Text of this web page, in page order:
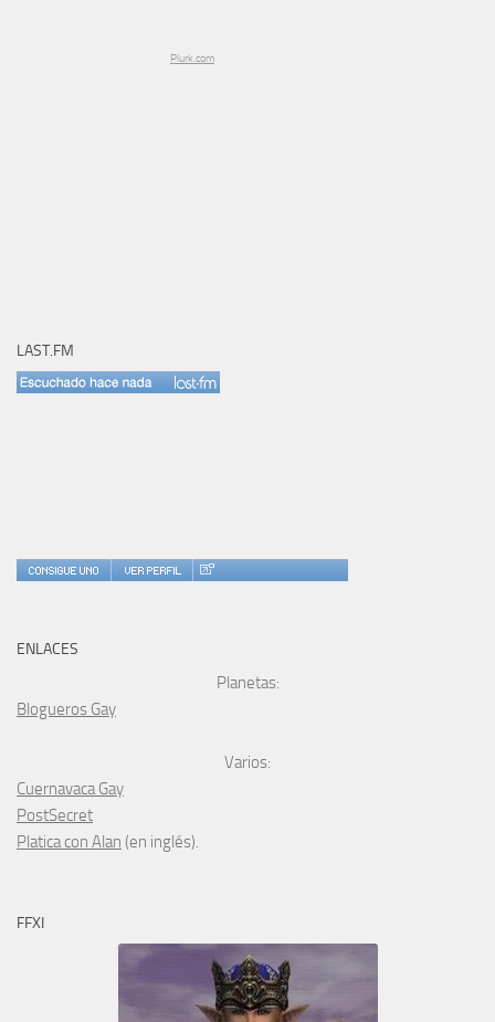
Plurk.com
LAST.FM
ENLACES
Planetas:
Blogueros Gay
Varios:
Cuernavaca Gay
PostSecret
Platica con Alan (en inglés).
FFXI